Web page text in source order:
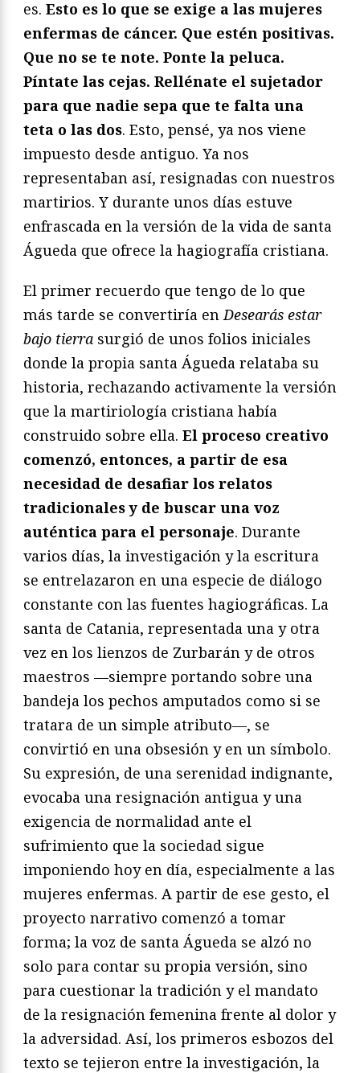
es. Esto es lo que se exige a las mujeres
enfermas de cáncer. Que estén positivas.
Que no se te note. Ponte la peluca.
Píntate las cejas. Rellénate el sujetador
para que nadie sepa que te falta una
teta o las dos. Esto, pensé, ya nos viene
impuesto desde antiguo. Ya nos
representaban así, resignadas con nuestros
martirios. Y durante unos días estuve
enfrascada en la versión de la vida de santa
Águeda que ofrece la hagiografía cristiana.
El primer recuerdo que tengo de lo que
más tarde se convertiría enDesearás estar
bajo tierra surgió de unos folios iniciales
donde la propia santa Águeda relataba su
historia, rechazando activamente la versión
que la martiriología cristiana había
construido sobre ella. El proceso creativo
comenzó, entonces, a partir de esa
necesidad de desafiar los relatos
tradicionales y de buscar una voz
auténtica para el personaje. Durante
varios días, la investigación y la escritura
se entrelazaron en una especie de diálogo
constante con las fuentes hagiográficas. La
santa de Catania, representada una y otra
vez en los lienzos de Zurbarán y de otros
maestros —siempre portando sobre una
bandeja los pechos amputados como si se
tratara de un simple atributo—, se
convirtió en una obsesión y en un símbolo.
Su expresión, de una serenidad indignante,
evocaba una resignación antigua y una
exigencia de normalidad ante el
sufrimiento que la sociedad sigue
imponiendo hoy en día, especialmente a las
mujeres enfermas. A partir de ese gesto, el
proyecto narrativo comenzó a tomar
forma; la voz de santa Águeda se alzó no
solo para contar su propia versión, sino
para cuestionar la tradición y el mandato
de la resignación femenina frente al dolor y
la adversidad. Así, los primeros esbozos del
texto se tejieron entre la investigación, la